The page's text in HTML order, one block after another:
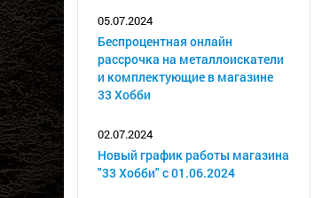
05.07.2024
Беспроцентная онлайн
рассрочка на металлоискатели
и комплектующие в магазине
33 Хобби
02.07.2024
Новый график работы магазина
"33 Хобби" с 01.06.2024